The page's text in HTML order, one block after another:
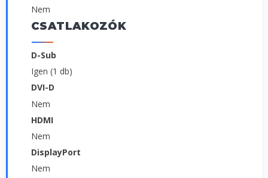
Nem
CSATLAKOZÓK
D-Sub
Igen (1 db)
DVI-D
Nem
HDMI
Nem
DisplayPort
Nem